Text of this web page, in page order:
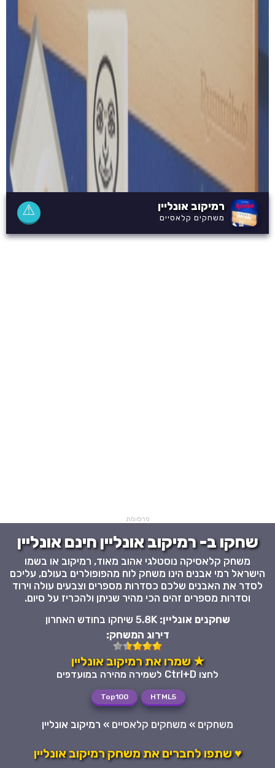
רמיקוב אונליין
משחקים קלאסיים ⚠
פרסומת
שחקו ב- רמיקוב אונליין חינם אונליין
משחק קלאסיקה נוסטלגי אהוב מאוד, רמיקוב או בשמו
הישראל רמי אבנים הינו משחק לוח מהפופולרים בעולם, עליכם
לסדר את האבנים שלכם כסדרות מספרים וצבעים עולה וירוד
וסדרות מספרים זהים הכי מהיר שניתן ולהכריז על סיום.
שחקנים אונליין:5.8K שיחקו בחודש האחרון
דירוג המשחק:
★ שמרו את רמיקוב אונליין
לחצו Ctrl+D לשמירה מהירה במועדפים
HTML5
Top100
משחקים » משחקים קלאסיים » רמיקוב אונליין
♥ שתפו לחברים את משחק רמיקוב אונליין